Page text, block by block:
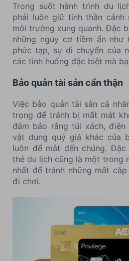
Trong suốt hành trình du
phải luôn giữ tinh thần
môi trường xung quanh. Đặc
những nguy cơ tiềm ẩn như
phức tạp, sự di chuyển của
các tình huống đặc biệt mà
Bảo quản tài sản cẩn thận
Việc bảo quản tài sản cá
trọng để tránh bị mất mát
đảm bảo rằng túi xách,
vật dụng quý giá khác của
luôn để mắt đến chúng.
thẻ du lịch cũng là một trong
nhất để tránh những mất
đi chơi.